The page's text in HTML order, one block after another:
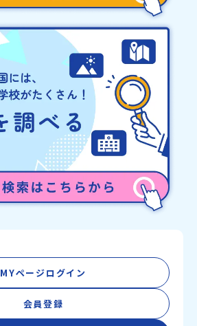
MYページログイン
会員登録